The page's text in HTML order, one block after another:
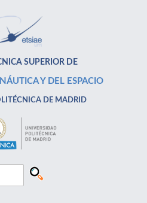
SUPERIOR DE
Y DEL ESPACIO
DE MADRID